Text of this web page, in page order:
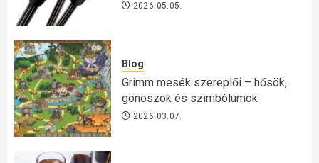
2026.05.05.
Blog
Grimm mesék szereplői – hősök,
gonoszok és szimbólumok
2026.03.07.